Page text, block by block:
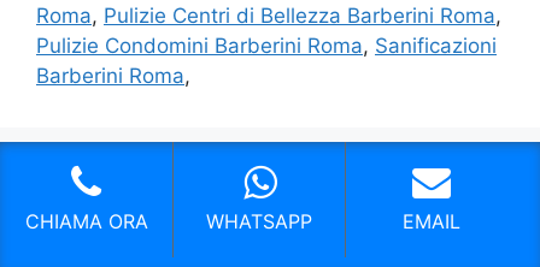
Roma, Pulizie Centri di Bellezza Barberini Roma,
Pulizie Condomini Barberini Roma, Sanificazioni
Barberini Roma,
I nostri servizi in Provincia di Roma
CHIAMA ORA WHATSAPP EMAIL